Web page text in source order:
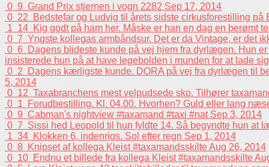
0 9 Grand Prix stjernen i vogn 2282 Sep 17, 2014
0 22
Bedstefar og Ludvig til årets sidste cirkusforestilling
1 14 Kig godt på ham her. Måske er han en dag en berømt
0 7 Yngste kollegas armbåndsur. Det er da Vintage, er det
0 6 Dagens blideste kunde på vej hjem fra dyrlægen. Hun
insisterede hun på at have legebolden i munden for at lade
0 2
Dagens kærligste kunde. DORA på vej fra dyrlægen til
5, 2014
0 12 Taxabranchens mest velpudsede sko. Tilhører
0 1
Forudbestilling. Kl. 04.00. Hvorhen? Guld eller lang
0 9 Cabman's nightview #taxamand #taxi #nat Sep 3, 2014
0 7 Sissi hed Leopold til hun fyldte 14. Så begyndte hun at
1 34 Klokken 6, indenrigs. Sol efter regn Sep 1, 2014
0 8 Knipset af kollega Kleist #taxamandsskilteAug 26, 2014
0 10 Endnu et billede fra kollega Kleist #taxamandsskilte